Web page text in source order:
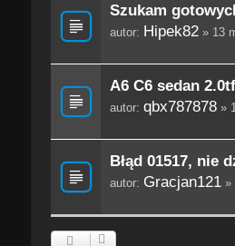
Szukam
autor: Hipek82» 13
A6 C6 sedan
autor: qbx787878»
Błąd 01517, nie
autor: Gracjan121»